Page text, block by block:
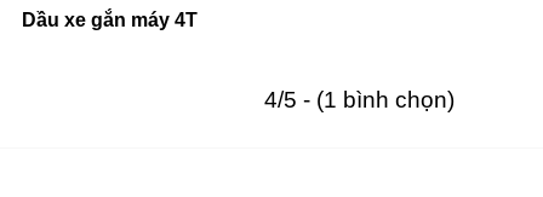
Dầu xe gắn máy 4T
4/5 - (1 bình chọn)